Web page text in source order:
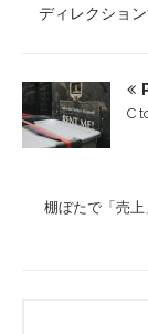
ディレクショ
C
棚ぼたで「売上